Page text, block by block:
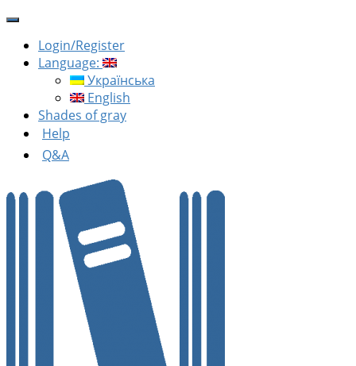
Login/Register
Language:
Українська
English
Shades of gray
Help
Q&A